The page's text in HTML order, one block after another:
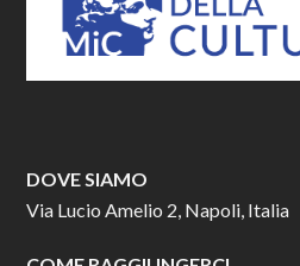
DOVE SIAMO
Via Lucio Amelio 2, Napoli, Italia